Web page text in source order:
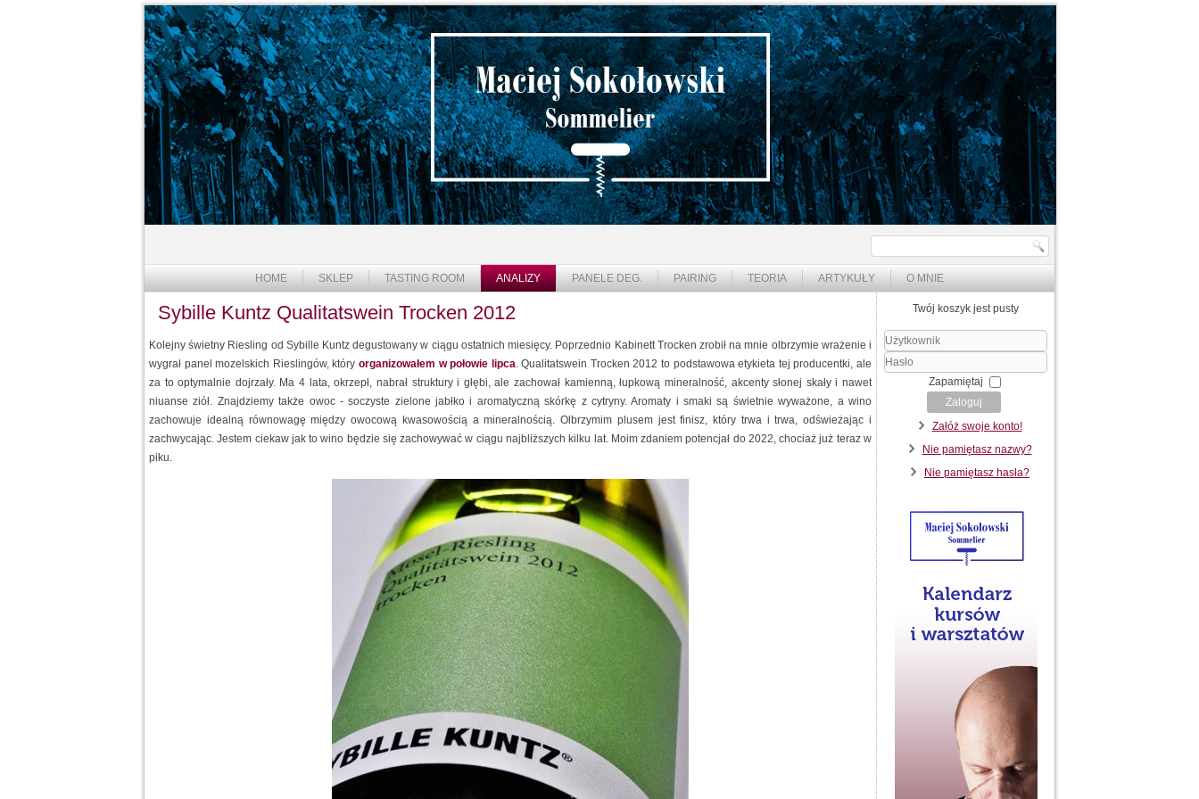
HOME SKLEP TASTING ROOM ANALIZY PANELE DEG. PAIRING TEORIA ARTYKUŁY O MNIE
Sybille Kuntz Qualitatswein Trocken 2012
Kolejny świetny Riesling od Sybille Kuntz degustowany w ciągu ostatnich miesięcy. Poprzednio Kabinett Trocken zrobił na mnie olbrzymie wrażenie i
wygrał panel mozelskich Rieslingów, który organizowałem w połowie lipca. Qualitatswein Trocken 2012 to podstawowa etykieta tej producentki, ale
za to optymalnie dojrzały. Ma 4 lata, okrzepł, nabrał struktury i głębi, ale zachował kamienną, łupkową mineralność, akcenty słonej skały i nawet
niuanse ziół. Znajdziemy także owoc - soczyste zielone jabłko i aromatyczną skórkę z cytryny. Aromaty i smaki są świetnie wyważone, a wino
zachowuje idealną równowagę między owocową kwasowością a mineralnością. Olbrzymim plusem jest finisz, który trwa i trwa, odświeżając i
zachwycając. Jestem ciekaw jak to wino będzie się zachowywać w ciągu najbliższych kilku lat. Moim zdaniem potencjał do 2022, chociaż już teraz w
piku.
Twój koszyk jest pusty
Użytkownik
Zapamiętaj
Zaloguj
Załóż swoje konto!
Nie pamiętasz nazwy?
Nie pamiętasz hasła?